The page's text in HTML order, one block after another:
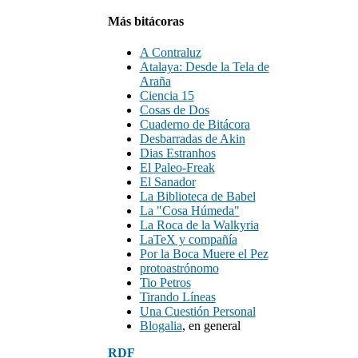
Más bitácoras
A Contraluz
Atalaya: Desde la Tela de
Araña
Ciencia 15
Cosas de Dos
Cuaderno de Bitácora
Desbarradas de Akin
Dias Estranhos
El Paleo-Freak
El Sanador
La Biblioteca de Babel
La "Cosa Húmeda"
La Roca de la Walkyria
LaTeX y compañía
Por la Boca Muere el Pez
protoastrónomo
Tio Petros
Tirando Líneas
Una Cuestión Personal
Blogalia, en general
RDF